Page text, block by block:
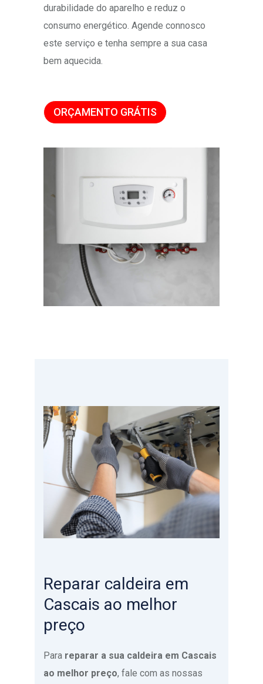
durabilidade do aparelho e reduz o
consumo energético. Agende connosco
este serviço e tenha sempre a sua casa
bem aquecida.
ORÇAMENTO GRÁTIS
Reparar caldeira em
Cascais ao melhor
preço
Para reparar a sua caldeira em Cascais
ao melhor preço, fale com as nossas